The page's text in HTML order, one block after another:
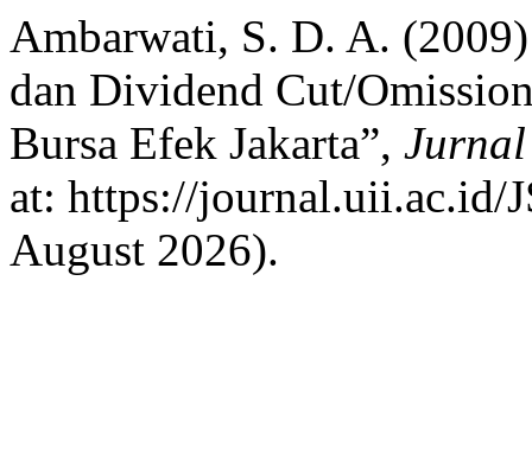
Ambarwati, S. D. A.
dan Dividend Cut/
Bursa Efek Jakarta”,
at: https://journal.uii.ac.id/
August 2026).